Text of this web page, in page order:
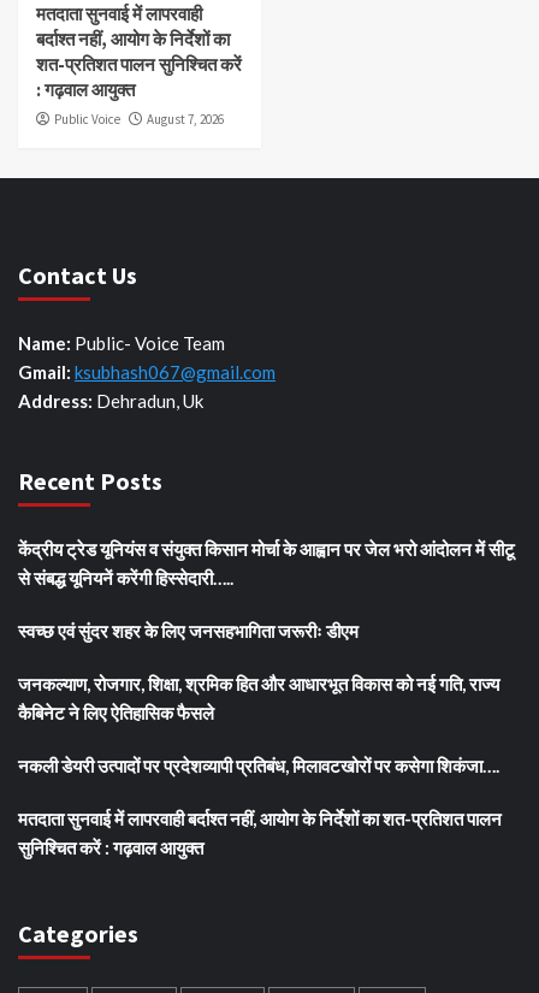
मतदाता सुनवाई में लापरवाही
बर्दाश्त नहीं, आयोग के निर्देशों का
शत-प्रतिशत पालन सुनिश्चित करें
: गढ़वाल आयुक्त
Public Voice August 7, 2026
Contact Us
Name: Public- Voice Team
Gmail: ksubhash067@gmail.com
Address: Dehradun, Uk
Recent Posts
केंद्रीय ट्रेड यूनियंस व संयुक्त किसान मोर्चा के आह्वान पर जेल भरो आंदोलन में सीटू
से संबद्ध यूनियनें करेंगी हिस्सेदारी…..
स्वच्छ एवं सुंदर शहर के लिए जनसहभागिता जरूरीः डीएम
जनकल्याण, रोजगार, शिक्षा, श्रमिक हित और आधारभूत विकास को नई गति, राज्य
कैबिनेट ने लिए ऐतिहासिक फैसले
नकली डेयरी उत्पादों पर प्रदेशव्यापी प्रतिबंध, मिलावटखोरों पर कसेगा शिकंजा….
मतदाता सुनवाई में लापरवाही बर्दाश्त नहीं, आयोग के निर्देशों का शत-प्रतिशत पालन
सुनिश्चित करें : गढ़वाल आयुक्त
Categories